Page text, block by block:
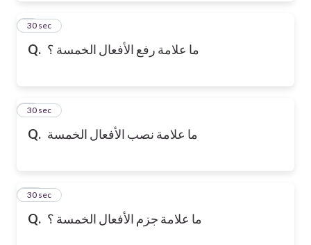
Q. ما علامة رفع الأفعال الخمسة ؟
8
30 sec
Q. ما علامة نصب الأفعال الخمسة
9
30 sec
Q. ما علامة جزم الأفعال الخمسة ؟
10
30 sec